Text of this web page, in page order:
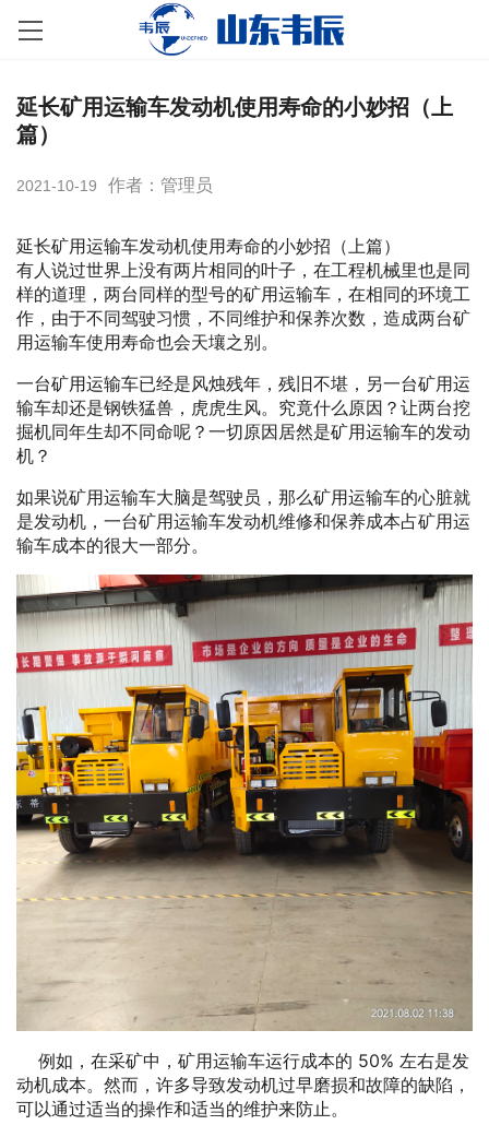
延长矿用运输车发动机使用寿命的小妙招（上
篇）
2021-10-19 作者：管理员
延长矿用运输车发动机使用寿命的小妙招（上篇）
有人说过世界上没有两片相同的叶子，在工程机械里也是同
样的道理，两台同样的型号的矿用运输车，在相同的环境工
作，由于不同驾驶习惯，不同维护和保养次数，造成两台矿
用运输车使用寿命也会天壤之别。
一台矿用运输车已经是风烛残年，残旧不堪，另一台矿用运
输车却还是钢铁猛兽，虎虎生风。究竟什么原因？让两台挖
掘机同年生却不同命呢？一切原因居然是矿用运输车的发动
机？
如果说矿用运输车大脑是驾驶员，那么矿用运输车的心脏就
是发动机，一台矿用运输车发动机维修和保养成本占矿用运
输车成本的很大一部分。
例如，在采矿中，矿用运输车运行成本的 50% 左右是发
动机成本。然而，许多导致发动机过早磨损和故障的缺陷，
可以通过适当的操作和适当的维护来防止。